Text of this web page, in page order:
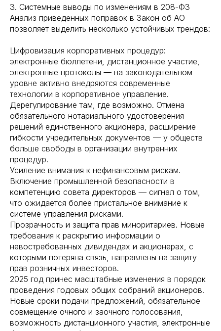
3. Системные выводы по изменениям в 208-ФЗ
Анализ приведенных поправок в Закон об АО
позволяет выделить несколько устойчивых трендов:
Цифровизация корпоративных процедур:
электронные бюллетени, дистанционное участие,
электронные протоколы — на законодательном
уровне активно внедряются современные
технологии в корпоративное управление.
Дерегулирование там, где возможно. Отмена
обязательного нотариального удостоверения
решений единственного акционера, расширение
гибкости учредительных документов — у обществ
больше свободы в организации внутренних
процедур.
Усиление внимания к нефинансовым рискам.
Включение промышленной безопасности в
компетенцию совета директоров — сигнал о том,
что ожидается более пристальное внимание к
системе управления рисками.
Прозрачность и защита прав миноритариев. Новые
требования к раскрытию информации о
невостребованных дивидендах и акционерах, с
которыми потеряна связь, направлены на защиту
прав розничных инвесторов.
2025 год принес масштабные изменения в порядок
проведения годовых общих собраний акционеров.
Новые сроки подачи предложений, обязательное
совмещение очного и заочного голосования,
возможность дистанционного участия, электронные